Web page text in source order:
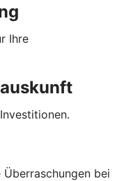
Ihre
Überraschungen bei